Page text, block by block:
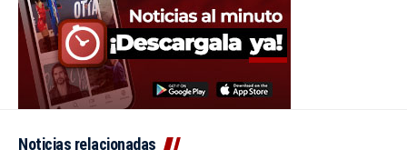
Noticias relacionadas